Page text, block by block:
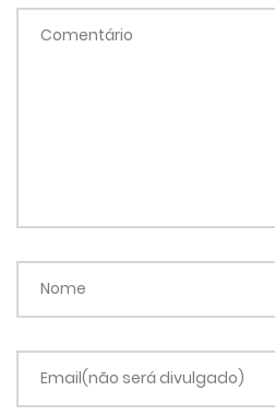
Comentário
Nome
Email(não será divulgado)